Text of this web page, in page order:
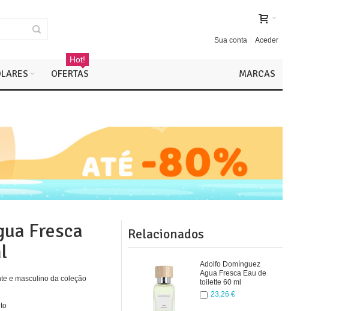
Sua conta Aceder
OFERTAS
Hot!
MARCAS
Fresca
e masculino da coleção
Relacionados
Adolfo Domínguez
Agua Fresca Eau de
toilette 60 ml
23,26 €